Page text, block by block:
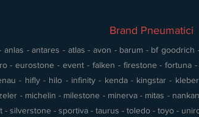
Brand Pneumatici
anlas - antares - atlas - avon - barum - bf
- eurostone - event - falken - firestone - fortuna
- hifly - hilo - infinity - kenda - kingstar -
- michelin - milestone - minerva - mitas -
- silverstone - sportiva - taurus - toledo - toyo -